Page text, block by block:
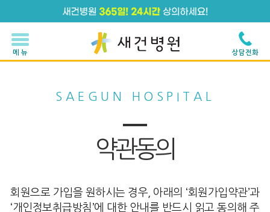
메 뉴 상담전화
SAEGUN HOSPITAL
약관동의
회원으로 가입을 원하시는 경우, 아래의 ‘회원가입약관’과
‘개인정보취급방침’에 대한 안내를 반드시 읽고 동의해 주